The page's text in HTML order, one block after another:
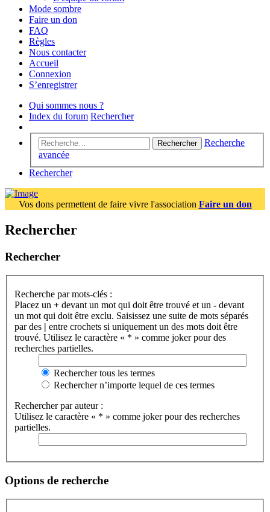
Mode sombre
Faire un don
FAQ
Règles
Nous contacter
Accueil
Connexion
S’enregistrer
Qui sommes nous ?
Index du forum Rechercher
Rechercher
Recherche
avancée
Rechercher
Vos dons permettent de faire vivre l'association Faire un don
Rechercher
Rechercher
Recherche par mots-clés :
Placez un + devant un mot qui doit être trouvé et un - devant
un mot qui doit être exclu. Saisissez une suite de mots séparés
par des
entre crochets si uniquement un des mots doit être
trouvé. Utilisez le caractère « * » comme joker pour des
recherches partielles.
Rechercher tous les termes
Rechercher n’importe lequel de ces termes
Rechercher par auteur :
Utilisez le caractère « * » comme joker pour des recherches
partielles.
Options de recherche